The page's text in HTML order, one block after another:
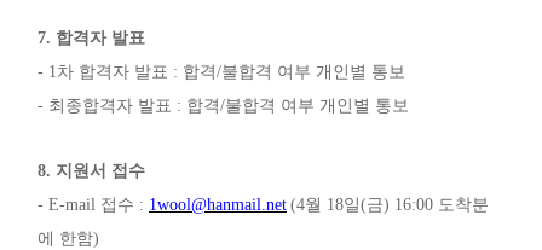
7. 합격자 발표
- 1차 합격자 발표 : 합격/불합격 여부 개인별 통보
- 최종합격자 발표 : 합격/불합격 여부 개인별 통보
8. 지원서 접수
- E-mail 접수 : 1wool@hanmail.net (4월 18일(금) 16:00 도착분
에 한함)